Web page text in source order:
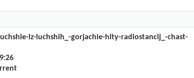
iz-luchshih_-gorjachie-hity-radiostancij_-chast-